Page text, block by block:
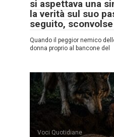
si aspettava una
la verità sul suo
seguito,
Quando il peggior nemico
donna proprio al bancone del
Voci Quotidiane